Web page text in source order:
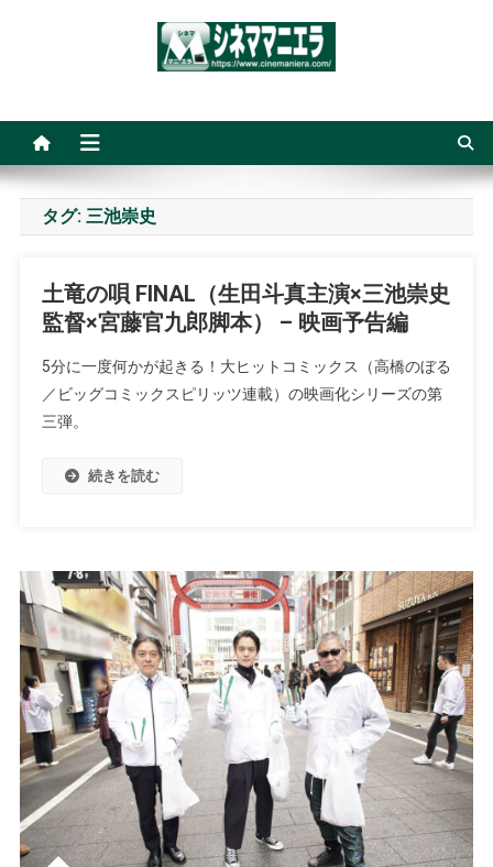
タグ: 三池崇史
土竜の唄 FINAL（生田斗真主演×三池崇史
監督×宮藤官九郎脚本） – 映画予告編
5分に一度何かが起きる！大ヒットコミックス（高橋のぼる
／ビッグコミックスピリッツ連載）の映画化シリーズの第
三弾。
続きを読む